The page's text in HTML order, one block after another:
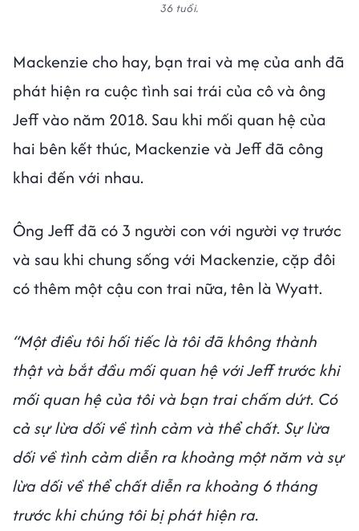
36 tuổi.
Mackenzie cho hay, bạn trai và mẹ của anh đã
phát hiện ra cuộc tình sai trái của cô và ông
Jeff vào năm 2018. Sau khi mối quan hệ của
hai bên kết thúc, Mackenzie và Jeff đã công
khai đến với nhau.
Ông Jeff đã có 3 người con với người vợ trước
và sau khi chung sống với Mackenzie, cặp đôi
có thêm một cậu con trai nữa, tên là Wyatt.
“Một điều tôi hối tiếc là tôi đã không thành
thật và bắt đầu mối quan hệ với Jeff trước khi
mối quan hệ của tôi và bạn trai chấm dứt. Có
cả sự lừa dối về tình cảm và thể chất. Sự lừa
dối về tình cảm diễn ra khoảng một năm và sự
lừa dối về thể chất diễn ra khoảng 6 tháng
trước khi chúng tôi bị phát hiện ra.